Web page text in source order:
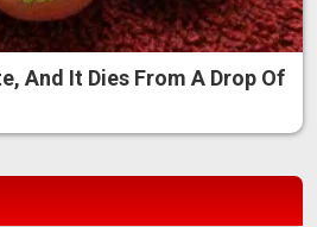
And It Dies From A Drop Of